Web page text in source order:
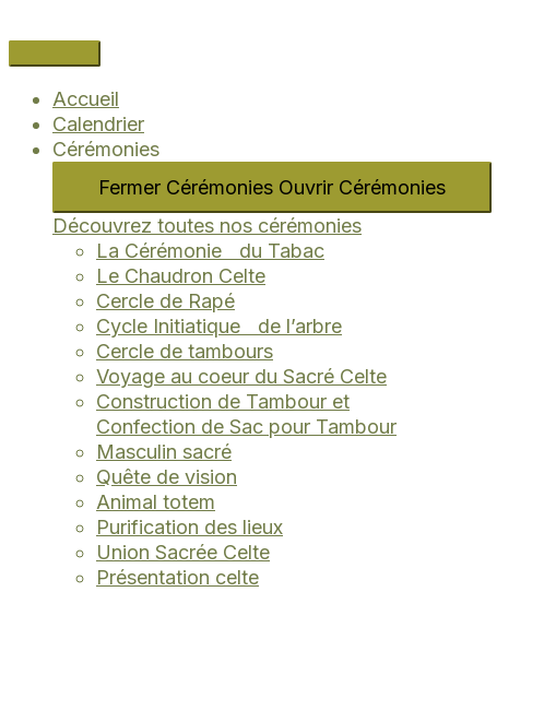
au
contenu
Accueil
Calendrier
Cérémonies
Fermer Cérémonies Ouvrir Cérémonies
Découvrez toutes nos cérémonies
La Cérémonie du Tabac
Le Chaudron Celte
Cercle de Rapé
Cycle Initiatique de l’arbre
Cercle de tambours
Voyage au coeur du Sacré Celte
Construction de Tambour et
Confection de Sac pour Tambour
Masculin sacré
Quête de vision
Animal totem
Purification des lieux
Union Sacrée Celte
Présentation celte
des
articles